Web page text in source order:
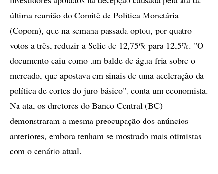
última reunião do Comitê de Política Monetária
(Copom), que na semana passada optou, por quatro
votos a três, reduzir a Selic de 12,75% para 12,5%. "O
documento caiu como um balde de água fria sobre o
mercado, que apostava em sinais de uma aceleração da
política de cortes do juro básico", conta um economista.
Na ata, os diretores do Banco Central (BC)
demonstraram a mesma preocupação dos anúncios
anteriores, embora tenham se mostrado mais otimistas
com o cenário atual.